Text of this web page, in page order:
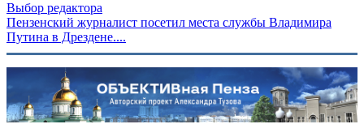
Выбор редактора
Пензенский журналист посетил места службы Владимира
Путина в Дрездене....